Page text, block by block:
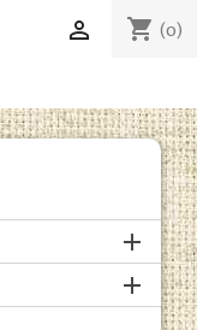
shopping_cart (0)


